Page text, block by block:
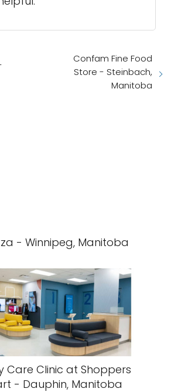
Confam Fine Food
Store - Steinbach,
Manitoba
- Winnipeg, Manitoba
Care Clinic at Shoppers
- Dauphin, Manitoba